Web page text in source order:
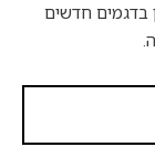
בדגמים חדשים